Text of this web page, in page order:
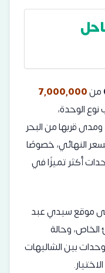
من7,000,000
الوحدة،
قربها من البحر
النهائي، خصوصًا
أكثر تميزًا في
موقع سيدي عبد
وحالة
بين الشاليهات